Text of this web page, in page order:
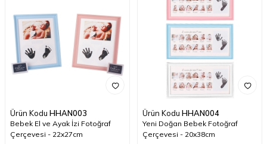
Ürün Kodu HHAN003
Bebek El ve Ayak İzi Fotoğraf
Çerçevesi - 22x27cm
Ürün Kodu HHAN004
Yeni Doğan Bebek Fotoğraf
Çerçevesi - 20x38cm